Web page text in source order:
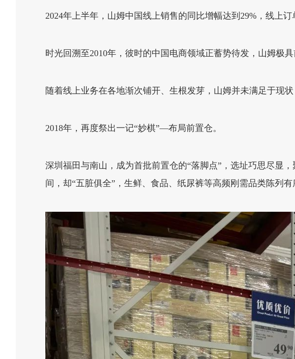
2024年上半年，山姆中国线上销售的同比增幅达到29%，线上订
时光回溯至2010年，彼时的中国电商领域正蓄势待发，山姆极
随着线上业务在各地渐次铺开、生根发芽，山姆并未满足于现状
2018年，再度祭出一记“妙棋”—布局前置仓。
深圳福田与南山，成为首批前置仓的“落脚点”，选址巧思尽显
间，却“五脏俱全”，生鲜、食品、纸尿裤等高频刚需品类陈列有